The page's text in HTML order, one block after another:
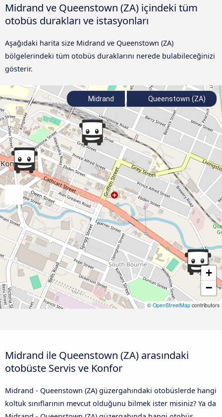
Midrand ve Queenstown (ZA) içindeki tüm
otobüs durakları ve istasyonları
Aşağıdaki harita size Midrand ve Queenstown (ZA)
bölgelerindeki tüm otobüs duraklarını nerede bulabileceğinizi
gösterir.
+
−
© OpenStreetMapcontributors
Midrand Queenstown (ZA)
Midrand ile Queenstown (ZA) arasındaki
otobüste Servis ve Konfor
Midrand - Queenstown (ZA) güzergahındaki otobüslerde hangi
koltuk sınıflarının mevcut olduğunu bilmek ister misiniz? Ya da